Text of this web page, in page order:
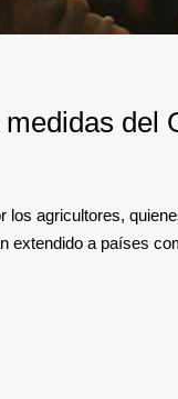
del
los agricultores,
extendido a países